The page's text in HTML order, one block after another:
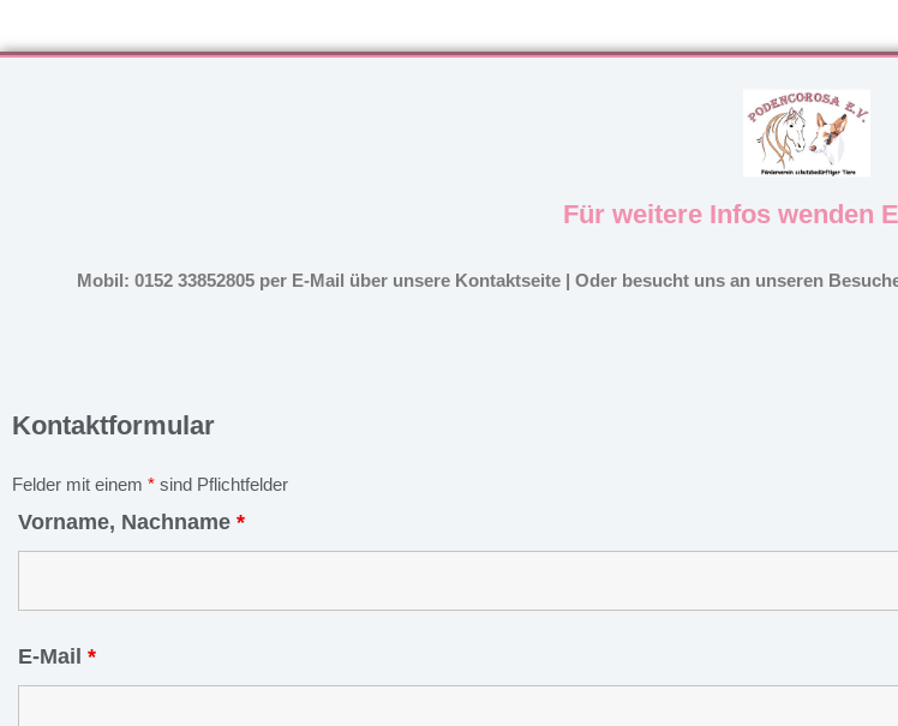
Für weitere Infos wenden
Mobil: 0152 33852805 per E-Mail über unsere Kontaktseite | Oder besucht uns an unseren
Kontaktformular
Felder mit einem * sind Pflichtfelder
Vorname, Nachname *
E-Mail *